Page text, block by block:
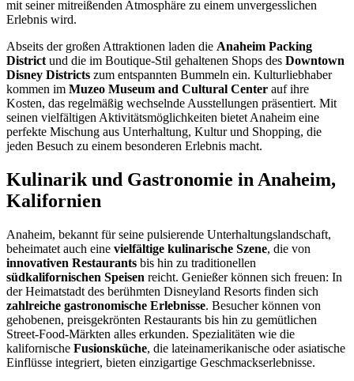
mit seiner mitreißenden Atmosphäre zu einem unvergesslichen
Erlebnis wird.
Abseits der großen Attraktionen laden die Anaheim Packing
District und die im Boutique-Stil gehaltenen Shops des Downtown
Disney Districts zum entspannten Bummeln ein. Kulturliebhaber
kommen im Muzeo Museum and Cultural Center auf ihre
Kosten, das regelmäßig wechselnde Ausstellungen präsentiert. Mit
seinen vielfältigen Aktivitätsmöglichkeiten bietet Anaheim eine
perfekte Mischung aus Unterhaltung, Kultur und Shopping, die
jeden Besuch zu einem besonderen Erlebnis macht.
Kulinarik und Gastronomie in Anaheim,
Kalifornien
Anaheim, bekannt für seine pulsierende Unterhaltungslandschaft,
beheimatet auch eine vielfältige kulinarische Szene, die von
innovativen Restaurants bis hin zu traditionellen
südkalifornischen Speisen reicht. Genießer können sich freuen: In
der Heimatstadt des berühmten Disneyland Resorts finden sich
zahlreiche gastronomische Erlebnisse. Besucher können von
gehobenen, preisgekrönten Restaurants bis hin zu gemütlichen
Street-Food-Märkten alles erkunden. Spezialitäten wie die
kalifornische Fusionsküche, die lateinamerikanische oder asiatische
Einflüsse integriert, bieten einzigartige Geschmackserlebnisse.